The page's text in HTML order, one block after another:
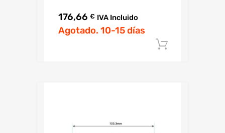
176,66 € IVA Incluido
Agotado. 10-15 días